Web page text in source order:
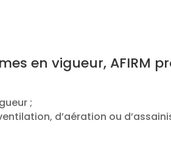
en vigueur, AFIRM
;
d’aération ou